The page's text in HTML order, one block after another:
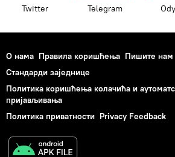
Twitter Telegram
О нама Правила коришћења Пишите нам
Стандарди заједнице
Политика коришћења колачића и
пријављивања
Политика приватности Privacy Feedback